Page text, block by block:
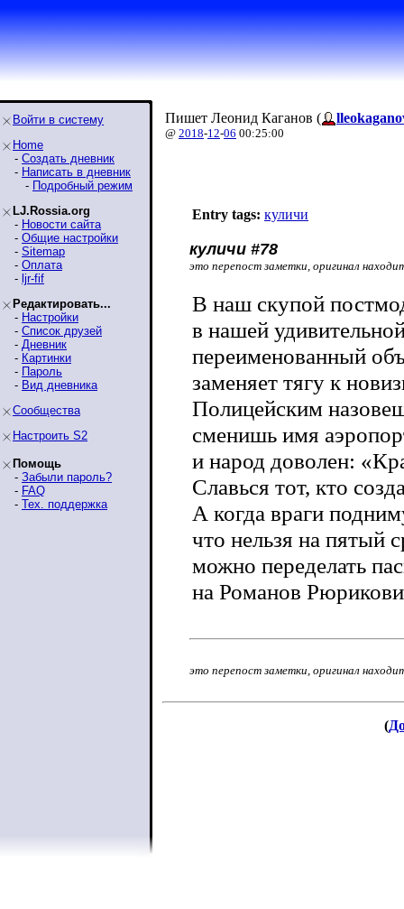
Войти в систему
Home
- Создать дневник
- Написать в дневник
- Подробный режим
LJ.Rossia.org
- Новости сайта
- Общие настройки
- Sitemap
- Оплата
- ljr-fif
Редактировать...
- Настройки
- Список друзей
- Дневник
- Картинки
- Пароль
- Вид дневника
Сообщества
Настроить S2
Помощь
- Забыли пароль?
- FAQ
- Тех. поддержка
Пишет Леонид Каганов (
@ 2018-12-06 00:25:00
Entry tags: куличи
куличи #78
это перепост заметки, оригинал
В наш скупой
в нашей
переименованный
заменяет тягу к
Полицейским
сменишь имя
и народ доволен:
Славься тот, кто
А когда враги
что нельзя на пятый
можно переделать
на Романов
это перепост заметки, оригинал
(